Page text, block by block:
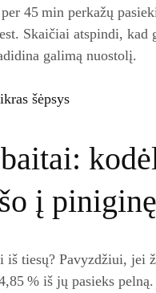
45 min perkažų
Skaičiai atspindi, kad
galimą nuostolį.
šėpsys
į piniginę
tiesų? Pavyzdžiui, jei
% iš jų pasieks